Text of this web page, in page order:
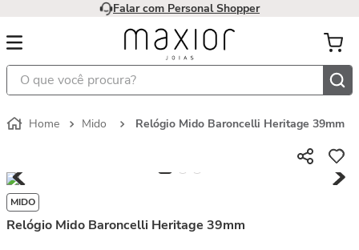
Falar com Personal Shopper
O que você procura?
Mido Relógio Mido Baroncelli Heritage 39mm
MIDO
Relógio Mido Baroncelli Heritage 39mm